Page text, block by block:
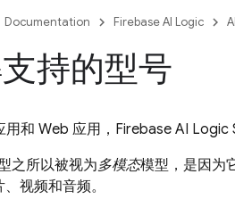
Documentation Firebase AI Logic AI
持的型号
和 Web 应用， Firebase AI Logic
之所以被视为多模态模型，是因为
视频和音频。